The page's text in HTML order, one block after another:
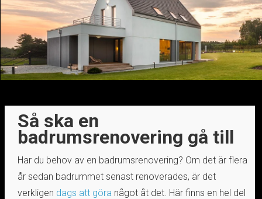
Så ska en
badrumsrenovering gå till
Har du behov av en badrumsrenovering? Om det är flera
år sedan badrummet senast renoverades, är det
verkligen dags att göranågot åt det. Här finns en hel del